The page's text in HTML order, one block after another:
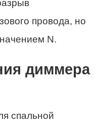
провода, но
N.
диммера
спальной